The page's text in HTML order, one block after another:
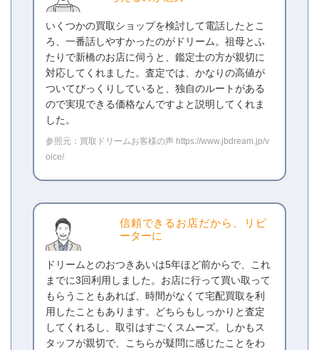
いくつかの買取ショップを検討して電話したとこ
ろ、一番話しやすかったのがドリーム。祖母とふ
たりで新橋のお店に伺うと、鑑定士の方が親切に
対応してくれました。査定では、かなりの高値が
ついてびっくりしていると、独自のルートがある
ので実現できる価格なんですよと説明してくれま
した。
参照元：買取ドリームお客様の声 https://www.jbdream.jp/v
oice/
信頼できるお店だから、リピ
ーターに
ドリームとのおつきあいは5年ほど前からで、これ
までに3回利用しました。お店に行って買い取って
もらうこともあれば、時間がなくて宅配買取を利
用したこともあります。どちらもしっかりと査定
してくれるし、取引はすごくスムーズ。しかもス
タッフが親切で、こちらが疑問に感じたことをわ